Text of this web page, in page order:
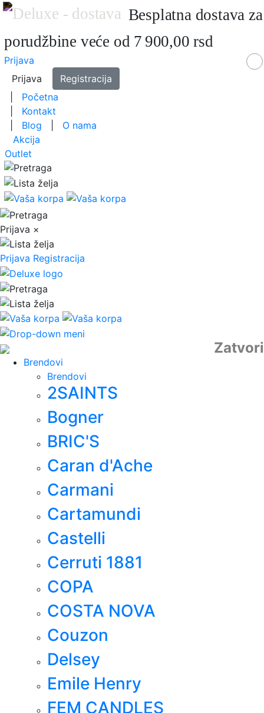
Besplatna dostava za
porudžbine veće od 7 900,00 rsd
Prijava
Prijava
Registracija
Početna
Kontakt
Blog
O nama
Akcija
Outlet
Prijava ×
Prijava Registracija
Zatvori
Brendovi
Brendovi
2SAINTS
Bogner
BRIC'S
Caran d'Ache
Carmani
Cartamundi
Castelli
Cerruti 1881
COPA
COSTA NOVA
Couzon
Delsey
Emile Henry
FEM CANDLES